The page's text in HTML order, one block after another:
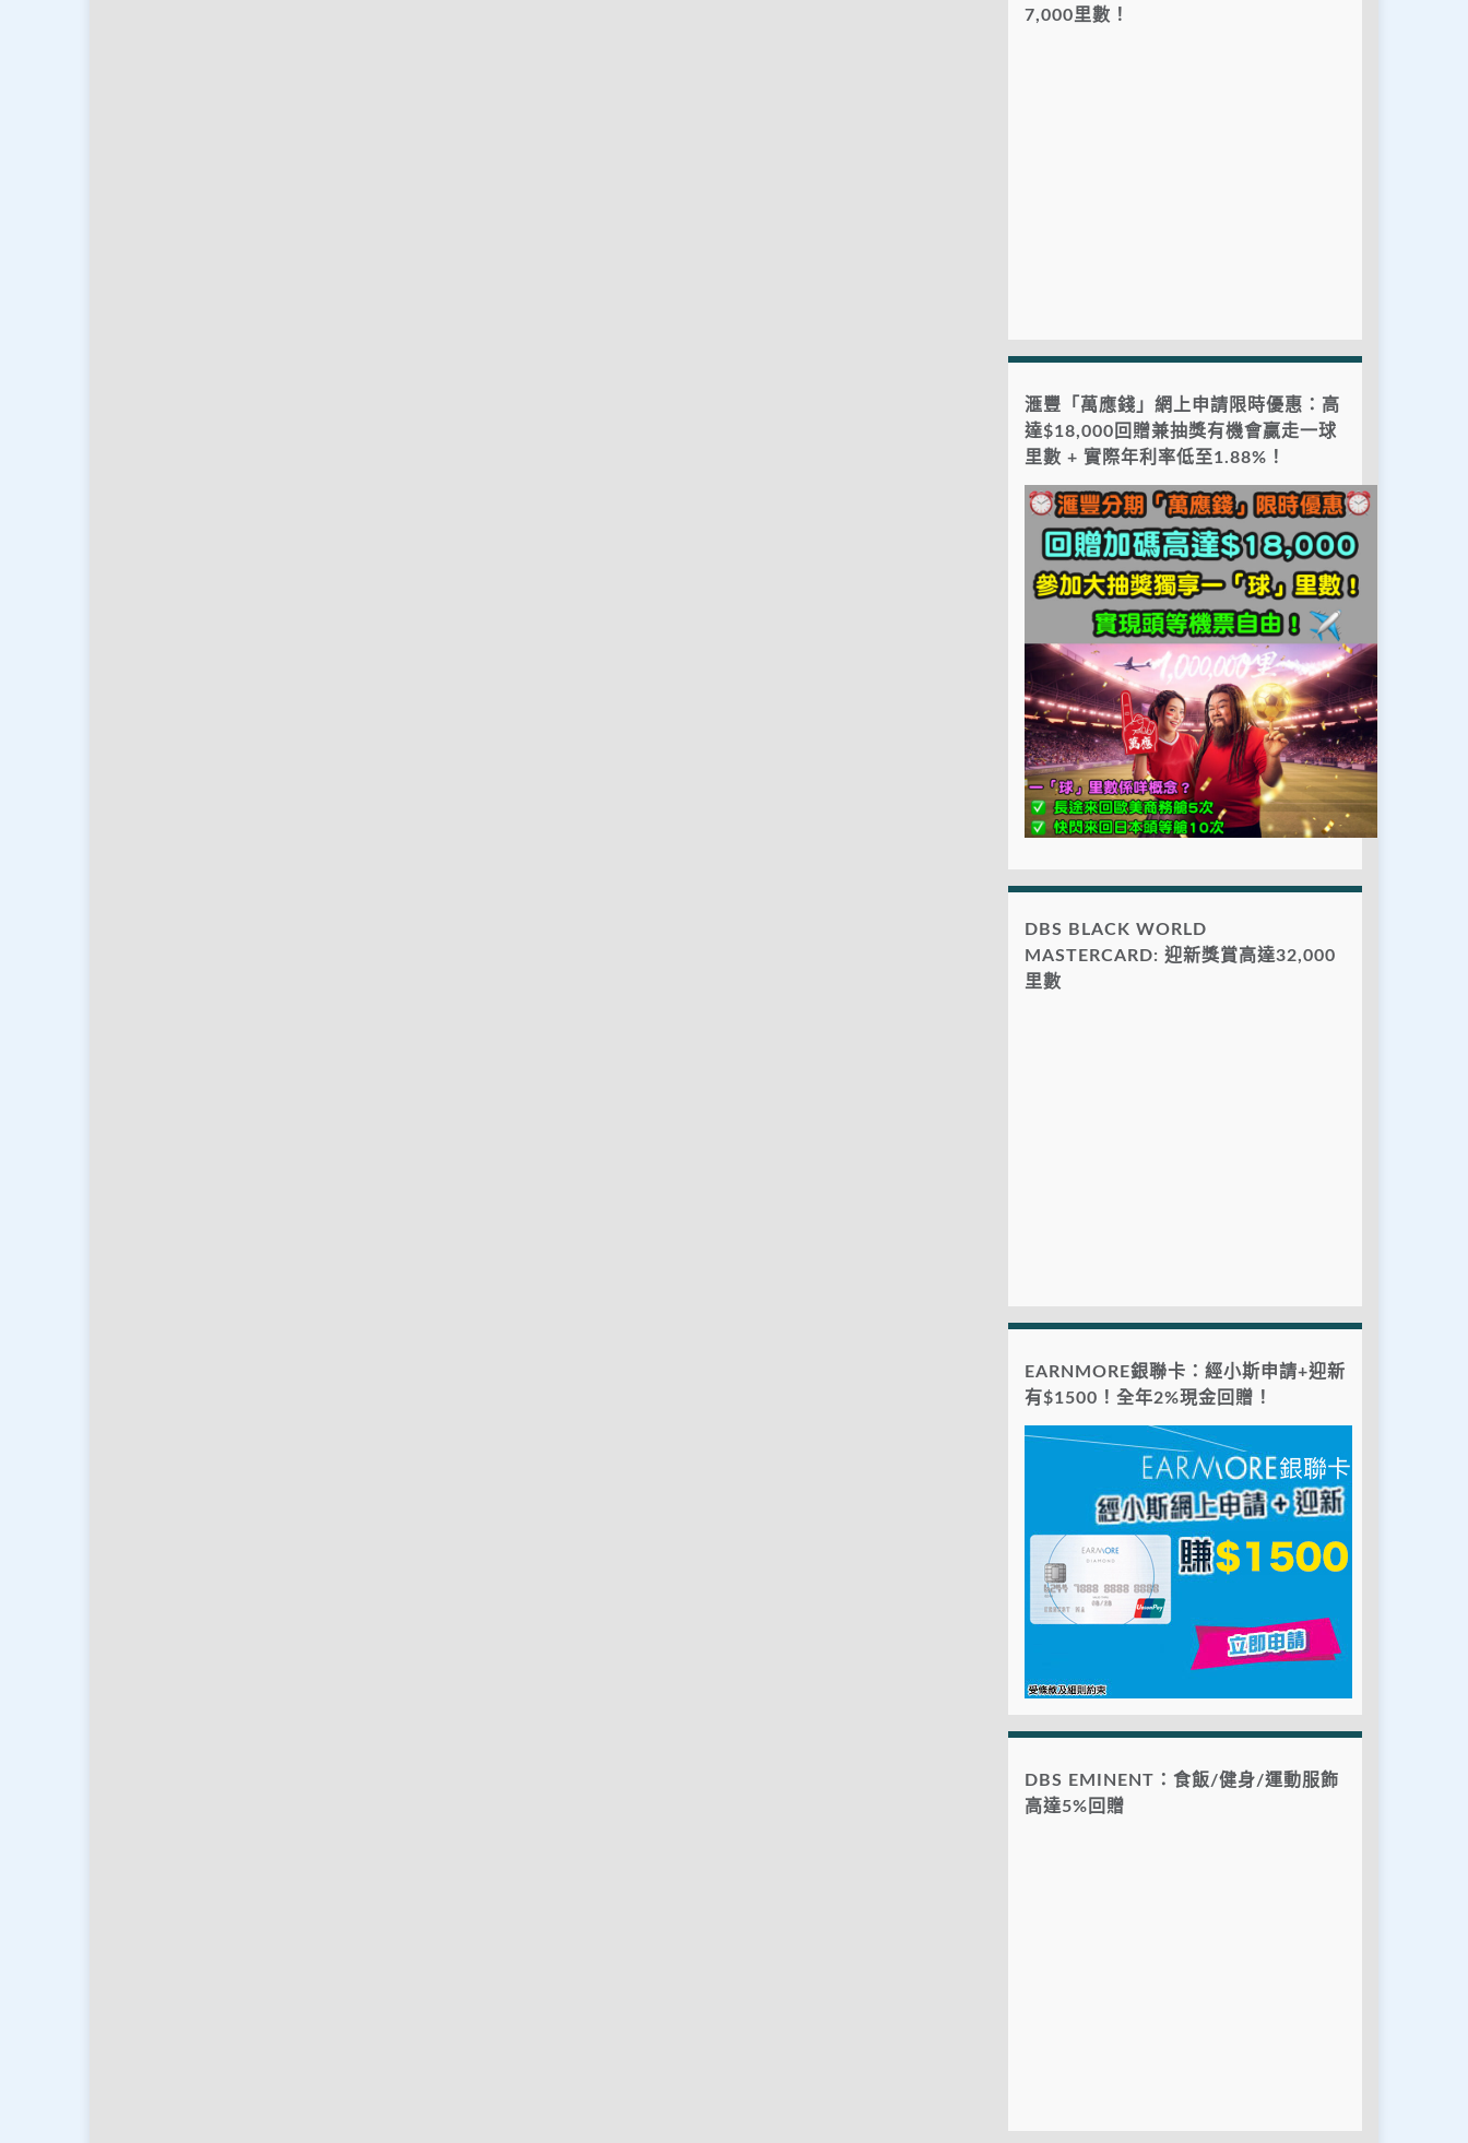
7,000里數！
滙豐「萬應錢」網上申請限時優惠：高
達$18,000回贈兼抽獎有機會贏走一球
里數 + 實際年利率低至1.88%！
DBS BLACK WORLD
MASTERCARD: 迎新獎賞高達32,000
里數
EARNMORE銀聯卡：經小斯申請+迎新
有$1500！全年2%現金回贈！
DBS EMINENT：食飯/健身/運動服飾
高達5%回贈